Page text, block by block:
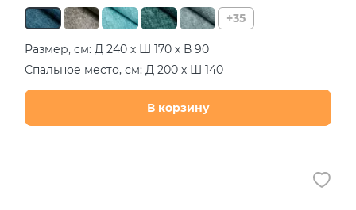
+35
Размер, см: Д 240 х Ш 170 х В 90
Спальное место, см: Д 200 х Ш 140
В корзину